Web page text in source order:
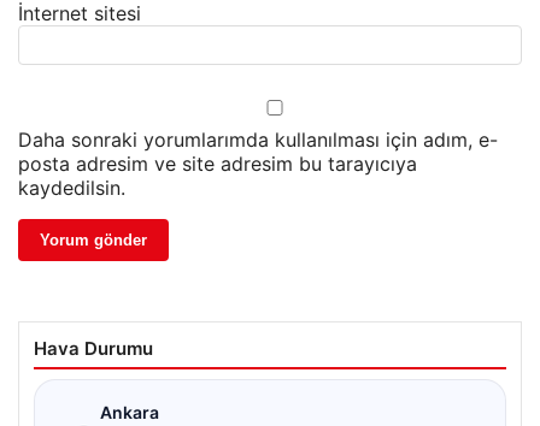
İnternet sitesi
Daha sonraki yorumlarımda kullanılması için adım, e-
posta adresim ve site adresim bu tarayıcıya
kaydedilsin.
Hava Durumu
Ankara